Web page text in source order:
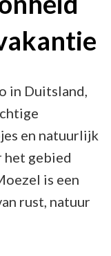
in Duitsland,
en natuurlijk
gebied
is een
rust, natuur